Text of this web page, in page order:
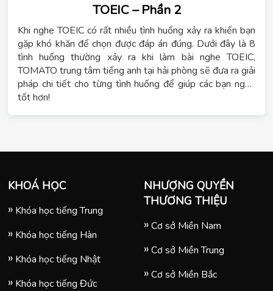
TOEIC – Phần 2
Khi nghe TOEIC có rất nhiều tình huống xảy ra khiến bạn
gặp khó khăn để chọn được đáp án đúng. Dưới đây là 8
tình huống thường xảy ra khi làm bài nghe TOEIC,
TOMATO trung tâm tiếng anh tại hải phòng sẽ đưa ra giải
pháp chi tiết cho từng tình huống để giúp các bạn nghe
tốt hơn!
KHOÁ HỌC
Khóa học tiếng Trung
Khóa học tiếng Hàn
Khóa học tiếng Nhật
Khóa học tiếng Đức
NHƯỢNG QUYỀN
THƯƠNG THIỆU
Cơ sở Miền Nam
Cơ sở Miền Trung
Cơ sở Miền Bắc